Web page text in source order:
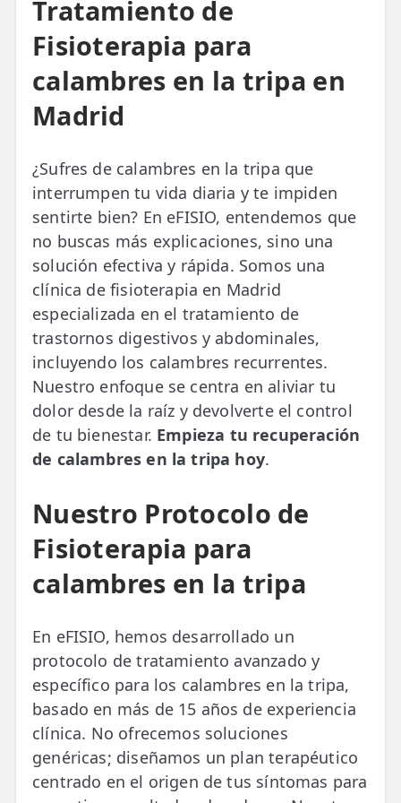
Tratamiento de
Fisioterapia para
calambres en la tripa en
Madrid
¿Sufres de calambres en la tripa que
interrumpen tu vida diaria y te impiden
sentirte bien? En eFISIO, entendemos que
no buscas más explicaciones, sino una
solución efectiva y rápida. Somos una
clínica de fisioterapia en Madrid
especializada en el tratamiento de
trastornos digestivos y abdominales,
incluyendo los calambres recurrentes.
Nuestro enfoque se centra en aliviar tu
dolor desde la raíz y devolverte el control
de tu bienestar. Empieza tu recuperación
de calambres en la tripa hoy.
Nuestro Protocolo de
Fisioterapia para
calambres en la tripa
En eFISIO, hemos desarrollado un
protocolo de tratamiento avanzado y
específico para los calambres en la tripa,
basado en más de 15 años de experiencia
clínica. No ofrecemos soluciones
genéricas; diseñamos un plan terapéutico
centrado en el origen de tus síntomas para